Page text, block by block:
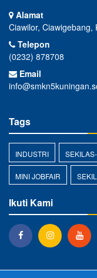
Alamat
Ciawilor, Ciawigebang,
Telepon
(0232) 878708
Email
Tags
INDUSTRI
MINI JOBFAIR
Ikuti Kami